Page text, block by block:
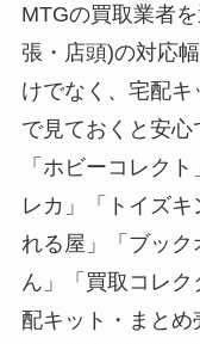
MTGの買取業者
張・店頭)の対応
けでなく、宅配キ
で見ておくと安心
「ホビーコレク
レカ」「トイズ
れる屋」「ブッ
ん」「買取コレ
配キット・まとめ